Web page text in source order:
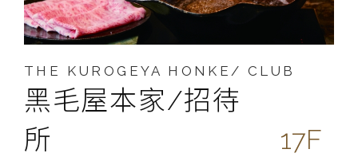
THE KUROGEYA HONKE/ CLUB
黑毛屋本家/招待
所
17F